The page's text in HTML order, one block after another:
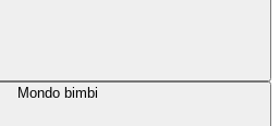
Mondo bimbi